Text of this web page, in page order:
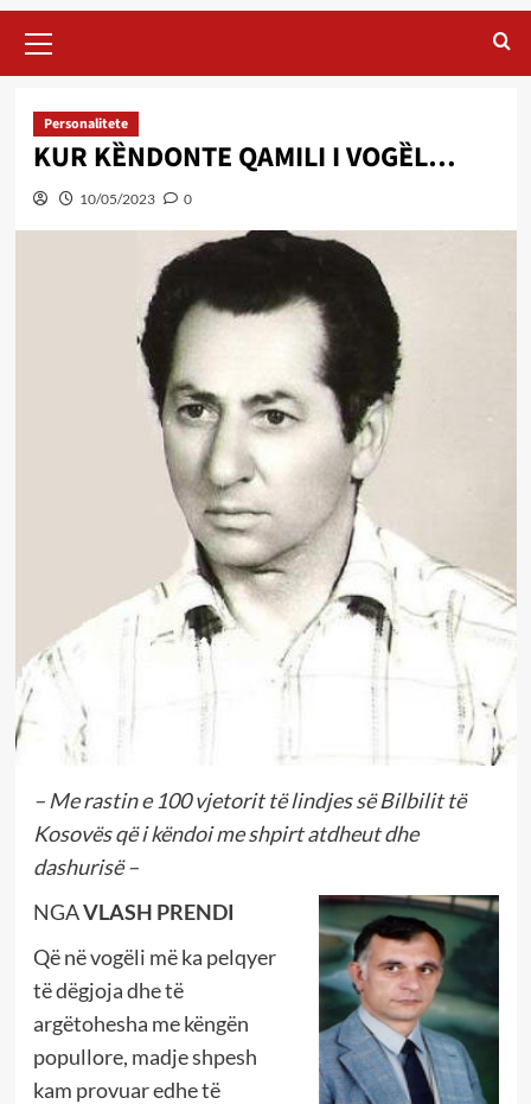
Menu
Personalitete
KUR KȄNDONTE QAMILI I VOGȄL…
10/05/2023 0
– Me rastin e 100 vjetorit të lindjes së Bilbilit të
Kosovës që i këndoi me shpirt atdheut dhe
dashurisë –
NGAVLASH PRENDI
Që në vogëli më ka pelqyer
të dëgjoja dhe të
argëtohesha me këngën
popullore, madje shpesh
kam provuar edhe të